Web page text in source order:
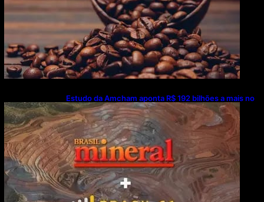
Estudo da Amcham aponta R$ 192 bilhões a mais no
PIB